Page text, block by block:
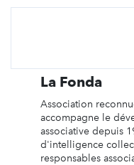
La Fonda
Association
accompagne le
associative depuis
d'intelligence
responsables